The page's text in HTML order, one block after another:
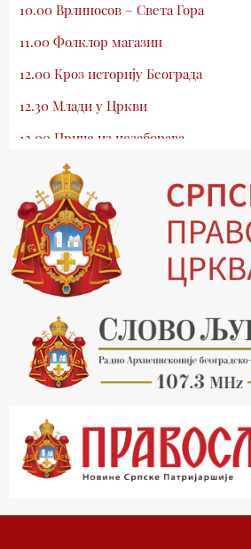
10.00 Врлиносов – Света Гора
11.00 Фолклор магазин
12.00 Кроз историју Београда
12.30 Млади у Цркви
13.00 Приче из незаборава
13.30 Храм културе
14.00 Питања и одговори
15.03 Беседа Патријарха Порфирија
15.15 Молитве
15.30 Манастири на Косову и Метохији
16.03 Српска историјска читанка
16.30 Тврђаве Дунава
17.03 Бит – емисија Ненада Гугла
17.30 Приче из незаборава
18.03 Врлинослов